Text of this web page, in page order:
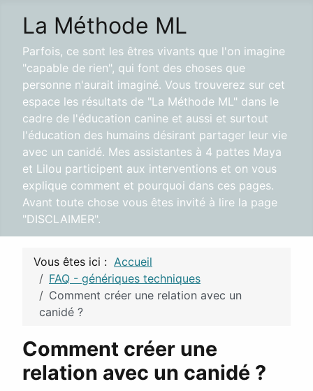
La Méthode ML
Parfois, ce sont les êtres vivants que l'on imagine
"capable de rien", qui font des choses que
personne n'aurait imaginé. Vous trouverez sur cet
espace les résultats de "La Méthode ML" dans le
cadre de l'éducation canine et aussi et surtout
l'éducation des humains désirant partager leur vie
avec un canidé. Mes assistantes à 4 pattes Maya
et Lilou participent aux interventions et on vous
explique comment et pourquoi dans ces pages.
Avant toute chose vous êtes invité à lire la page
"DISCLAIMER".
Vous êtes ici : Accueil
FAQ - génériques techniques
Comment créer une relation avec un
canidé ?
Comment créer une
relation avec un canidé ?